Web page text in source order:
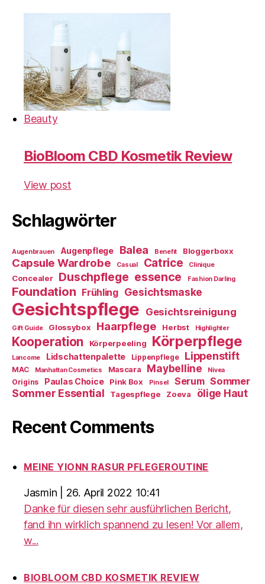
Beauty
BioBloom CBD Kosmetik Review
View post
Schlagwörter
Augenbrauen Augenpflege Balea Benefit Bloggerboxx
Capsule Wardrobe Casual Catrice Clinique
Concealer Duschpflege essence Fashion Darling
Foundation Frühling Gesichtsmaske
Gesichtspflege Gesichtsreinigung
Gift Guide Glossybox Haarpflege Herbst Highlighter
Kooperation Körperpeeling Körperpflege
Lancome Lidschattenpalette Lippenpflege Lippenstift
MAC Manhattan Cosmetics Mascara Maybelline Nivea
Origins Paulas Choice Pink Box Pinsel Serum Sommer
Sommer Essential Tagespflege Zoeva ölige Haut
Recent Comments
MEINE YIONN RASUR PFLEGEROUTINE
Jasmin
26. April 2022 10:41
Danke für diesen sehr ausführlichen Bericht,
fand ihn wirklich spannend zu lesen! Vor allem,
w...
BIOBLOOM CBD KOSMETIK REVIEW